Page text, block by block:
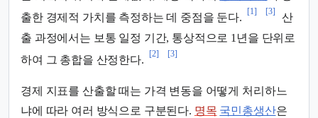
출한 경제적 가치를 측정하는 데 중점을 둔다.
[1] [3]
산
출 과정에서는 보통 일정 기간, 통상적으로 1년을 단위로
하여 그 총합을 산정한다.
[2] [3]
경제 지표를 산출할 때는 가격 변동을 어떻게 처리하느
냐에 따라 여러 방식으로 구분된다. 명목 국민총생산은